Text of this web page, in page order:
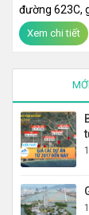
đường 623C,
Xem chi tiết